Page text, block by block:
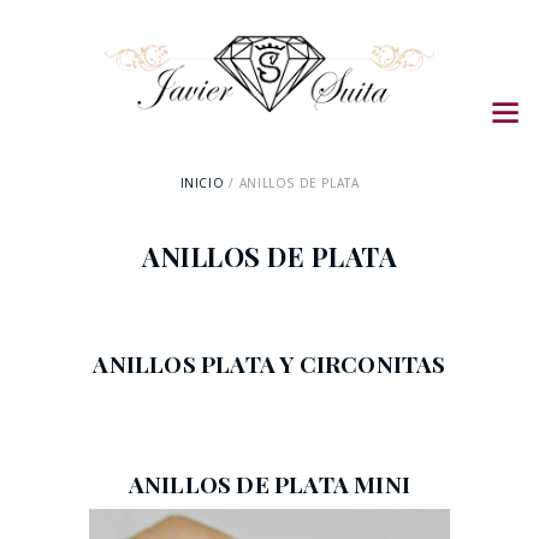
INICIO ANILLOS DE PLATA
ANILLOS DE PLATA
ANILLOS PLATA Y CIRCONITAS
ANILLOS DE PLATA MINI